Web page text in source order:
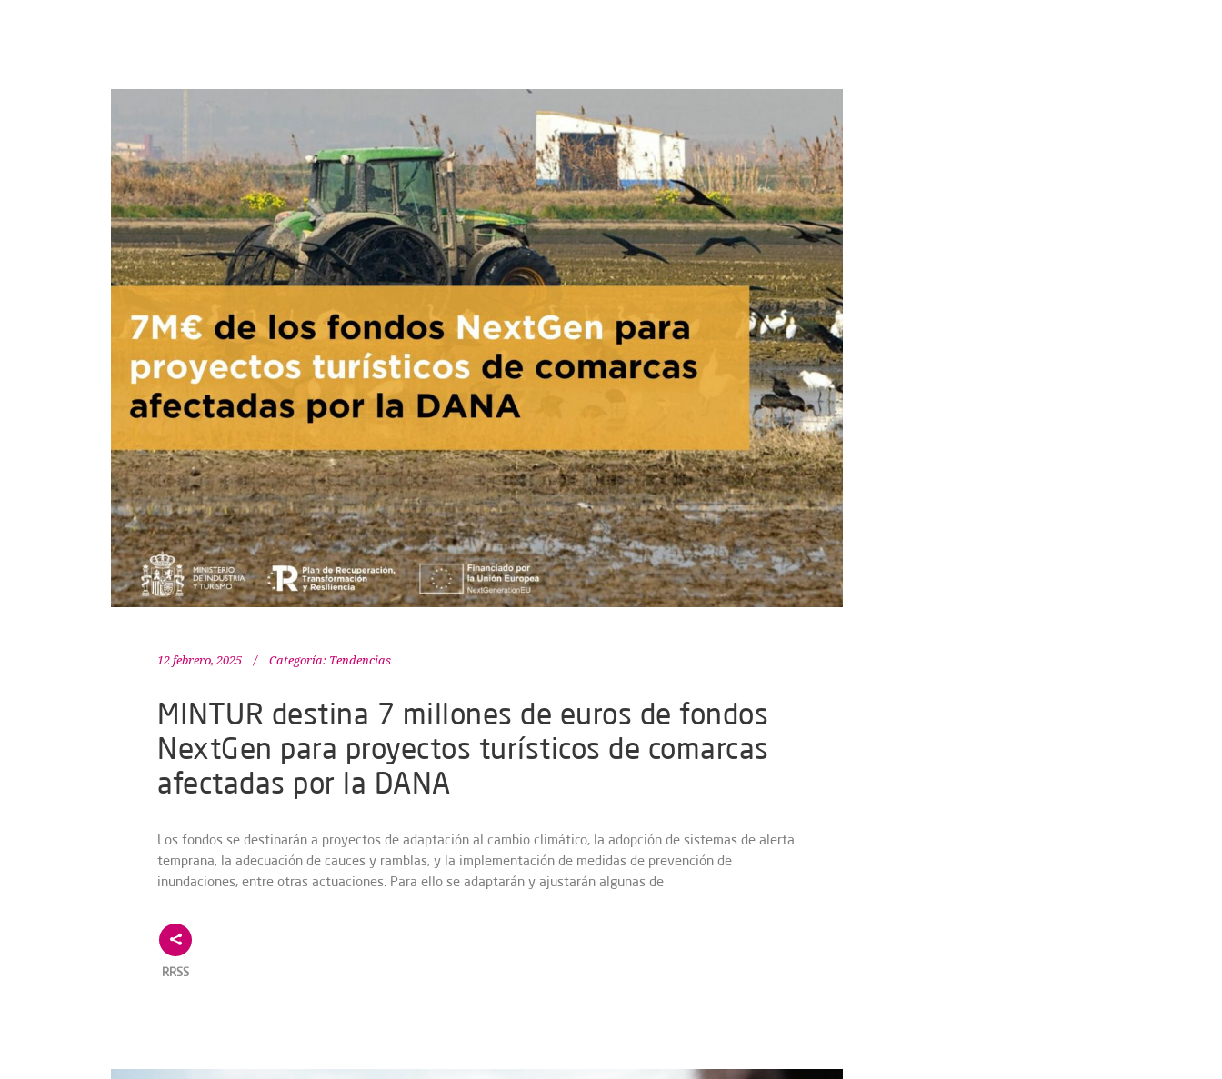
12 febrero, 2025 Categoría: Tendencias
MINTUR destina 7 millones de euros de fondos
NextGen para proyectos turísticos de comarcas
afectadas por la DANA
Los fondos se destinarán a proyectos de adaptación al cambio climático, la adopción de sistemas de alerta
temprana, la adecuación de cauces y ramblas, y la implementación de medidas de prevención de
inundaciones, entre otras actuaciones. Para ello se adaptarán y ajustarán algunas de
RRSS